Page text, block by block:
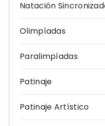
Natación
Olimpíadas
Paralimpíadas
Patinaje
Patinaje Artístico